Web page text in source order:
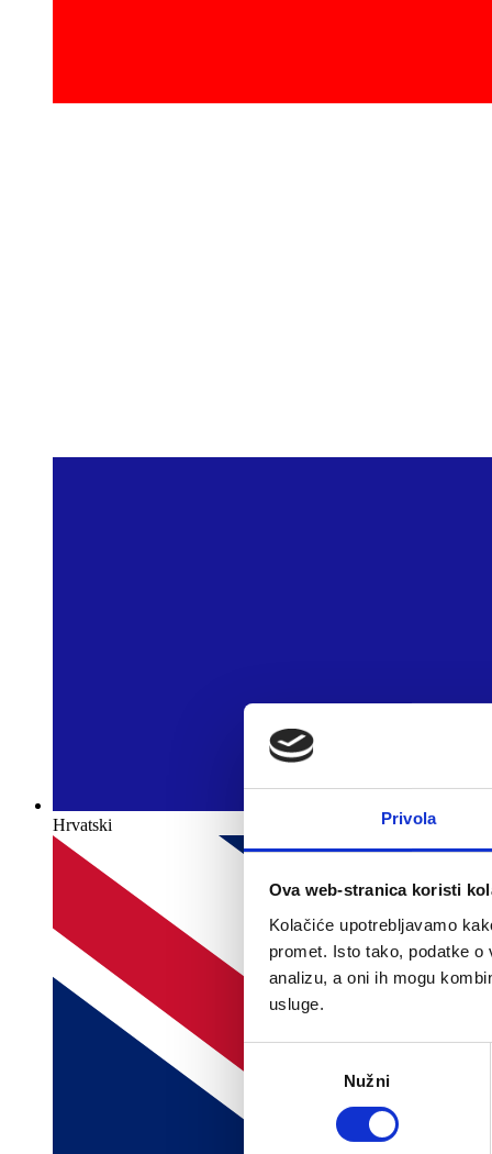
Privola
Ova web-stranica koristi
Kolačiće upotrebljavamo
promet. Isto tako, podatke
analizu, a oni ih mogu
usluge.
Nužni
Hrvatski